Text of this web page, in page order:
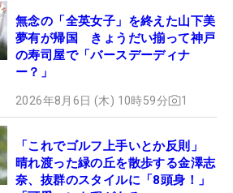
無念の「全英女子」を終えた山下美
夢有が帰国 きょうだい揃って神戸
の寿司屋で「バースデーディナ
ー？」
2026年8月6日 (木) 10時59分 1
「これでゴルフ上手いとか反則」
晴れ渡った緑の丘を散歩する金澤志
奈、抜群のスタイルに「8頭身！」